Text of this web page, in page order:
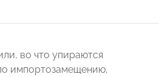
во что упираются
импортозамещению,